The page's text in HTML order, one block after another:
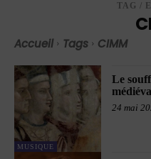
TAG /
Accueil Tags CIMM
MUSIQUE
Le
24 mai